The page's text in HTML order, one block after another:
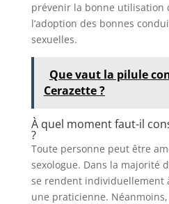
prévenir la bonne utilisation
l’adoption des bonnes
sexuelles.
Que vaut la pilule
Cerazette ?
À quel moment faut-il
?
Toute personne peut être
sexologue. Dans la majorité
se rendent individuellement
une praticienne.